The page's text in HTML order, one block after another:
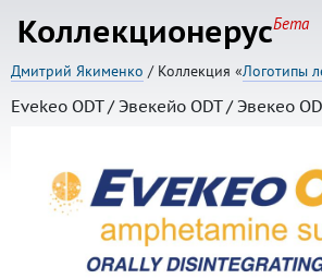
КоллекционерусБета
Дмитрий Якименко / Коллекция «Логотипы
Evekeo ODT / Эвекейо ODT / Эвекео